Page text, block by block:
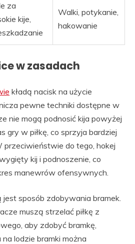
za
kije,
Walki, potykanie,
hakowanie
w zasadach
kładą nacisk na użycie
pewne techniki dostępne w
nie mogą podnosić kija powyżej
gry w piłkę, co sprzyja bardziej
przeciwieństwie do tego, hokej
kij i podnoszenie, co
manewrów ofensywnych.
sposób zdobywania bramek.
muszą strzelać piłkę z
aby zdobyć bramkę,
lodzie bramki można